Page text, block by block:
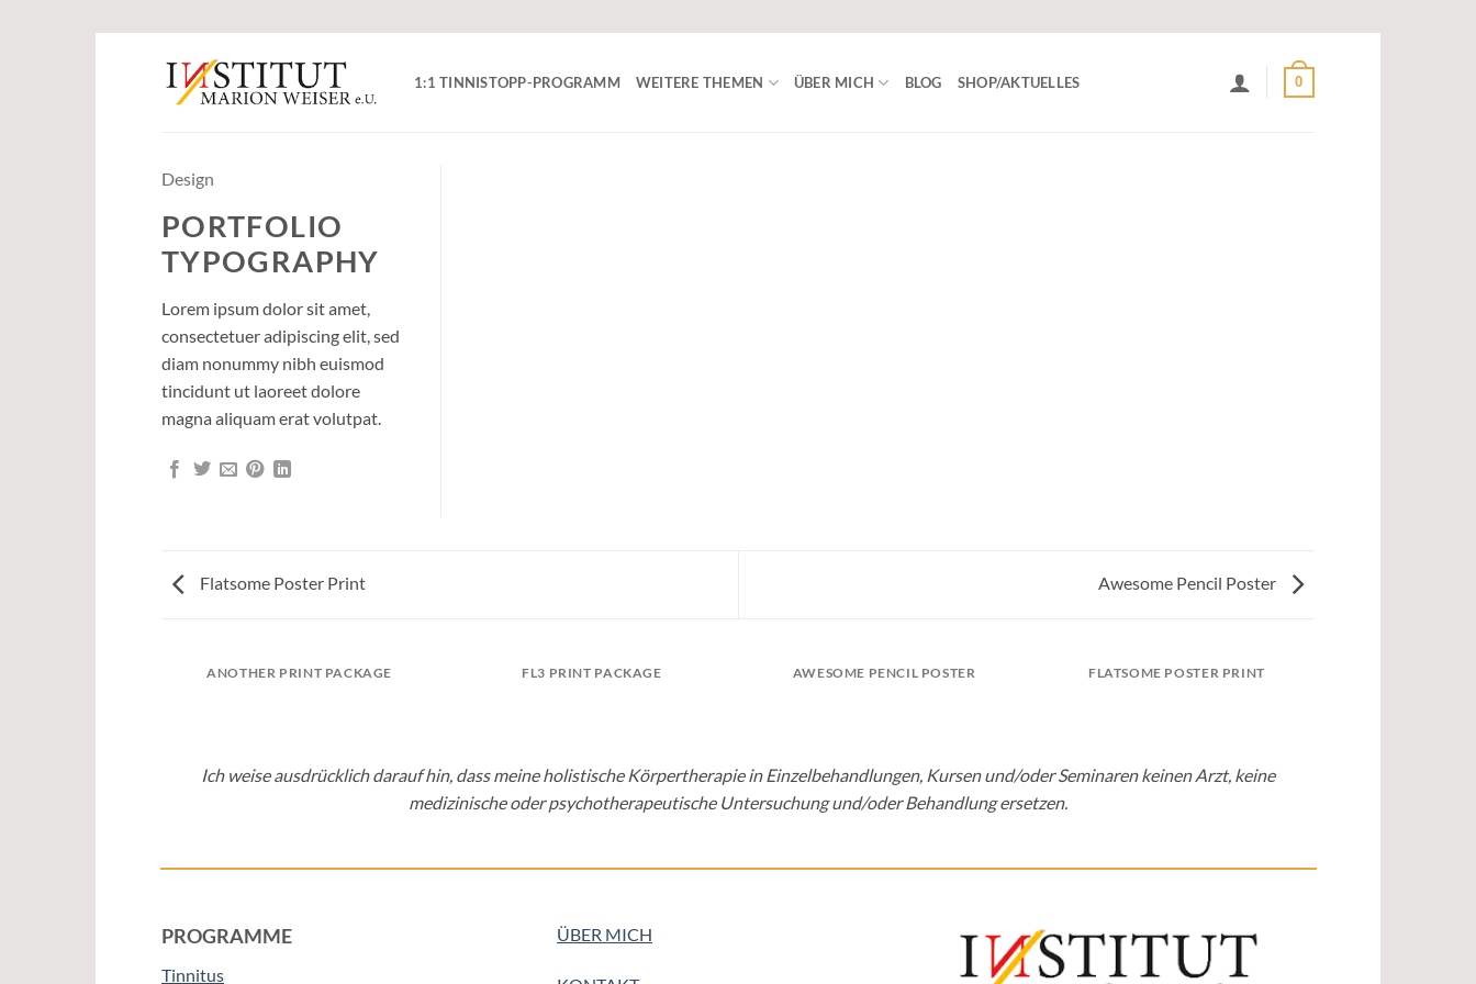
1:1 TINNISTOPP-PROGRAMM WEITERE THEMEN ÜBER MICH BLOG SHOP/AKTUELLES 0
Design
PORTFOLIO
TYPOGRAPHY
Lorem ipsum dolor sit amet,
consectetuer adipiscing elit, sed
diam nonummy nibh euismod
tincidunt ut laoreet dolore
magna aliquam erat volutpat.
Flatsome Poster Print Awesome Pencil Poster
ANOTHER PRINT PACKAGE FL3 PRINT PACKAGE AWESOME PENCIL POSTER FLATSOME POSTER PRINT
Ich weise ausdrücklich darauf hin, dass meine holistische Körpertherapie in Einzelbehandlungen, Kursen und/oder Seminaren keinen Arzt, keine
medizinische oder psychotherapeutische Untersuchung und/oder Behandlung ersetzen.
PROGRAMME
Tinnitus
ÜBER MICH